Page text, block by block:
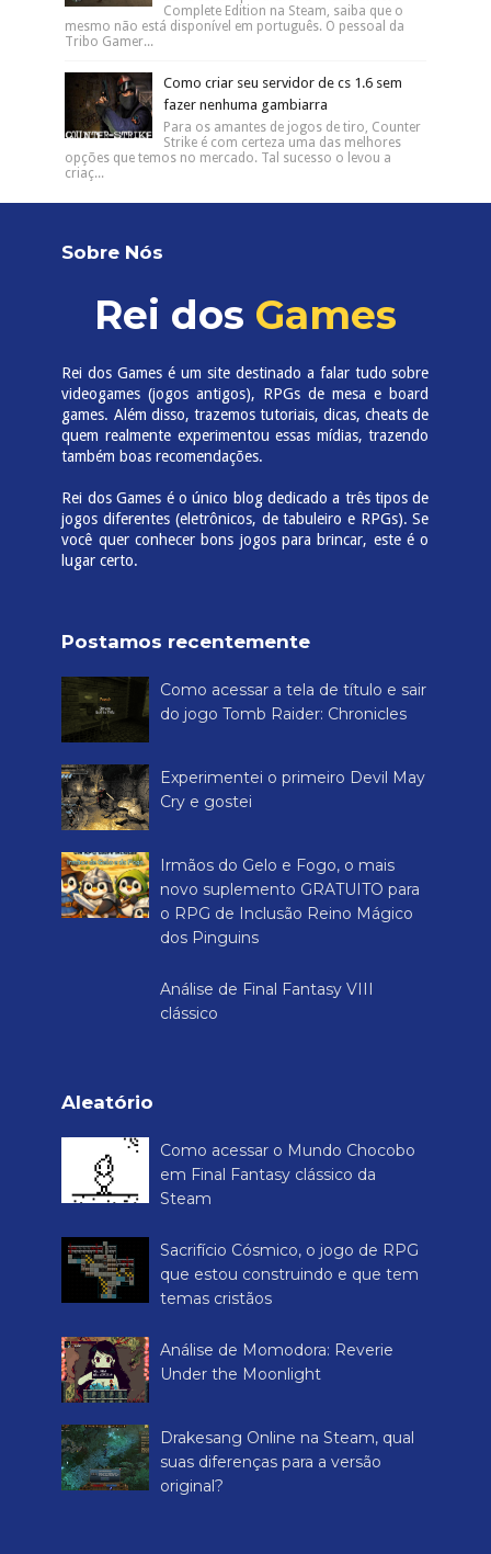
A ferramenta de replay não é uma coisa
nova. Lá pelos idos do Counter Strike 1.6 já
era comum jogadores gravarem demos de
como criar sua própria mira
No Valorant você pode personalizar sua
mira. Você pode copiar o código de mira
de um amigo, ou então colocar um código para modificar
o des...
mesmo não está disponível em português. O pessoal da
Tribo Gamer...
fazer nenhuma gambiarra
Para os amantes de jogos de tiro, Counter
Strike é com certeza uma das melhores
opções que temos no mercado. Tal sucesso o levou a
criaç...
Sobre Nós
Rei dos Games é um site destinado a falar tudo sobre
games. Além disso, trazemos tutoriais, dicas, cheats de
quem realmente experimentou essas mídias, trazendo
também boas recomendações.
Rei dos Games é o único blog dedicado a três tipos de
jogos diferentes (eletrônicos, de tabuleiro e RPGs). Se
você quer conhecer bons jogos para brincar, este é o
lugar certo.
Postamos recentemente
do jogo Tomb Raider: Chronicles
Irmãos do Gelo e Fogo, o mais
novo suplemento GRATUITO para
o RPG de Inclusão Reino Mágico
Análise de Final Fantasy VIII
clássico
Aleatório
em Final Fantasy clássico da
Steam